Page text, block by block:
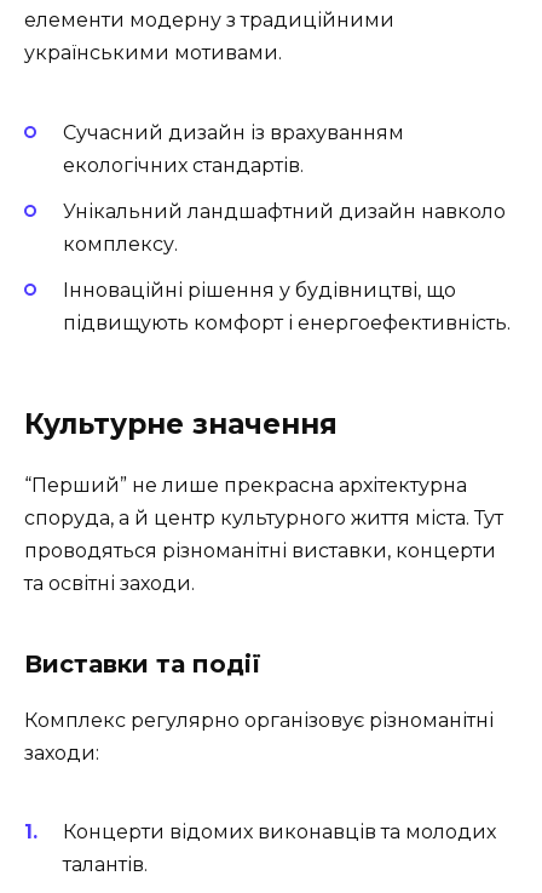
елементи модерну з традиційними
українськими мотивами.
Сучасний дизайн із врахуванням
екологічних стандартів.
Унікальний ландшафтний дизайн навколо
комплексу.
Інноваційні рішення у будівництві, що
підвищують комфорт і енергоефективність.
Культурне значення
“Перший” не лише прекрасна архітектурна
споруда, а й центр культурного життя міста. Тут
проводяться різноманітні виставки, концерти
та освітні заходи.
Виставки та події
Комплекс регулярно організовує різноманітні
заходи:
Концерти відомих виконавців та молодих
талантів.